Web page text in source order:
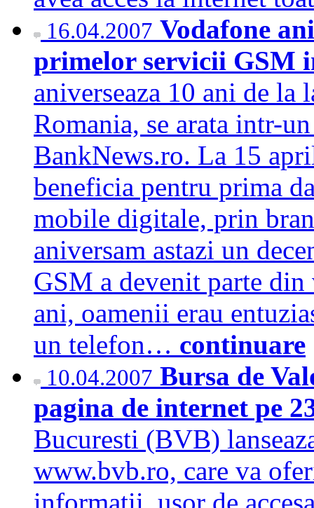
16.04.2007 Vodafone
primelor servicii GSM
aniverseaza 10 ani de
Romania, se arata intr-
BankNews.ro. La 15
beneficia pentru prima
mobile digitale, prin
aniversam astazi un
GSM a devenit parte
ani, oamenii erau
un telefon… continuare
10.04.2007 Bursa de
pagina de internet pe
Bucuresti (BVB)
www.bvb.ro, care va